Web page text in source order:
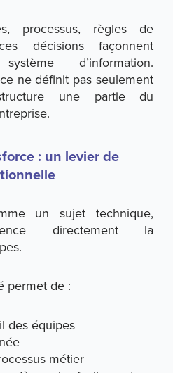
processus, règles de
décisions façonnent
d’information.
ne définit pas seulement
une partie du
: un levier de
un sujet technique,
directement la
permet de :
des équipes
métier